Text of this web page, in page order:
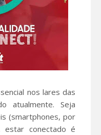
nos lares das
atualmente. Seja
(smartphones, por
estar conectado é